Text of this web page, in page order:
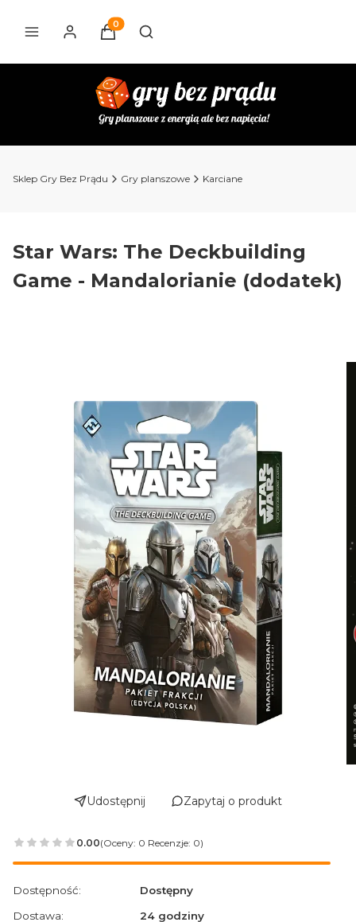
Produkty w koszyku: 0. Zobacz szczegóły
Otwórz wyszukiwarkę
Sklep Gry Bez Prądu Gry planszowe Karciane
Star Wars: The Deckbuilding
Game - Mandalorianie (dodatek)
Udostępnij Zapytaj o produkt
0.00(Oceny: 0 Recenzje: 0)
Przejdź do sekcji Opinie
Dostępność:
Dostępny
Dostawa:
24 godziny